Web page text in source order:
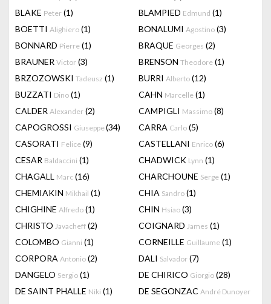
BLAKE Peter (1) BLAMPIED Edmund (1)
BOETTI Alighiero (1) BONALUMI Agostino (3)
BONNARD Pierre (1) BRAQUE Georges (2)
BRAUNER Victor (3) BRENSON Theodore (1)
BRZOZOWSKI Tadeusz (1) BURRI Alberto (12)
BUZZATI Dino (1) CAHN Marcelle (1)
CALDER Alexander (2) CAMPIGLI Massimo (8)
CAPOGROSSI Giuseppe(34) CARRA Carlo (5)
CASORATI Felice (9) CASTELLANI Enrico (6)
CESAR Baldaccini (1) CHADWICK Lynn (1)
CHAGALL Marc (16) CHARCHOUNE Serge (1)
CHEMIAKIN Mikhail (1) CHIA Sandro (1)
CHIGHINE Alfredo (1) CHIN Hsiao (3)
CHRISTO Javacheff (2) COIGNARD James (1)
COLOMBO Gianni (1) CORNEILLE Guillaume (1)
CORPORA Antonio (2) DALI Salvador (7)
DANGELO Sergio (1) DE CHIRICO Giorgio (28)
DE SAINT PHALLE Niki (1) DE SEGONZAC André Dunoyer